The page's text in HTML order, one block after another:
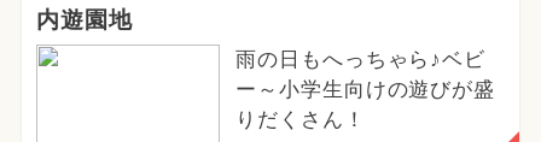
内遊園地
雨の日もへっちゃら♪ベビ
ー～小学生向けの遊びが盛
りだくさん！